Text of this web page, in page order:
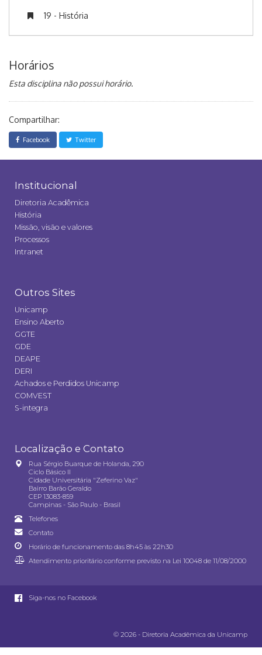
19 - História
Horários
Esta disciplina não possui horário.
Compartilhar:
Facebook Twitter
Institucional
Diretoria Acadêmica
História
Missão, visão e valores
Processos
Intranet
Outros Sites
Unicamp
Ensino Aberto
GGTE
GDE
DEAPE
DERI
Achados e Perdidos Unicamp
COMVEST
S-integra
Localização e Contato
Rua Sérgio Buarque de Holanda, 290
Ciclo Básico II
Cidade Universitária "Zeferino Vaz"
Bairro Barão Geraldo
CEP 13083-859
Campinas - São Paulo - Brasil
Telefones
Contato
Horário de funcionamento das 8h45 às 22h30
Atendimento prioritário conforme previsto na Lei 10048 de 11/08/2000
Siga-nos no Facebook
© 2026 - Diretoria Acadêmica da Unicamp